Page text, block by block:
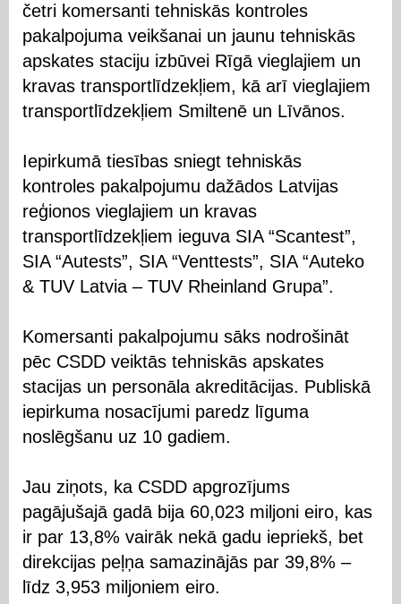
četri komersanti tehniskās kontroles
pakalpojuma veikšanai un jaunu tehniskās
apskates staciju izbūvei Rīgā vieglajiem un
kravas transportlīdzekļiem, kā arī vieglajiem
transportlīdzekļiem Smiltenē un Līvānos.
Iepirkumā tiesības sniegt tehniskās
kontroles pakalpojumu dažādos Latvijas
reģionos vieglajiem un kravas
transportlīdzekļiem ieguva SIA “Scantest”,
SIA “Autests”, SIA “Venttests”, SIA “Auteko
& TUV Latvia – TUV Rheinland Grupa”.
Komersanti pakalpojumu sāks nodrošināt
pēc CSDD veiktās tehniskās apskates
stacijas un personāla akreditācijas. Publiskā
iepirkuma nosacījumi paredz līguma
noslēgšanu uz 10 gadiem.
Jau ziņots, ka CSDD apgrozījums
pagājušajā gadā bija 60,023 miljoni eiro, kas
ir par 13,8% vairāk nekā gadu iepriekš, bet
direkcijas peļņa samazinājās par 39,8% –
līdz 3,953 miljoniem eiro.